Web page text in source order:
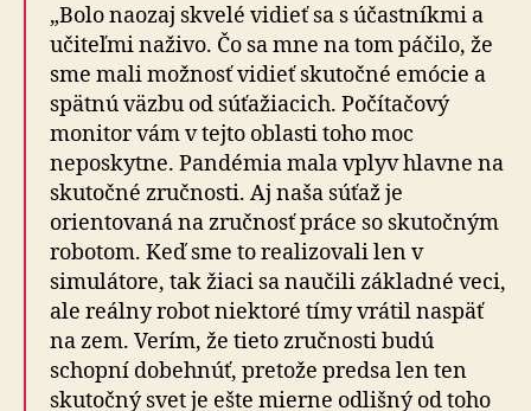
„Bolo naozaj skvelé vidieť sa s účastníkmi a
učiteľmi naživo. Čo sa mne na tom páčilo, že
sme mali možnosť vidieť skutočné emócie a
spätnú väzbu od súťažiacich. Počítačový
monitor vám v tejto oblasti toho moc
neposkytne. Pandémia mala vplyv hlavne na
skutočné zručnosti. Aj naša súťaž je
orientovaná na zručnosť práce so skutočným
robotom. Keď sme to realizovali len v
simulátore, tak žiaci sa naučili základné veci,
ale reálny robot niektoré tímy vrátil naspäť
na zem. Verím, že tieto zručnosti budú
schopní dobehnúť, pretože predsa len ten
skutočný svet je ešte mierne odlišný od toho